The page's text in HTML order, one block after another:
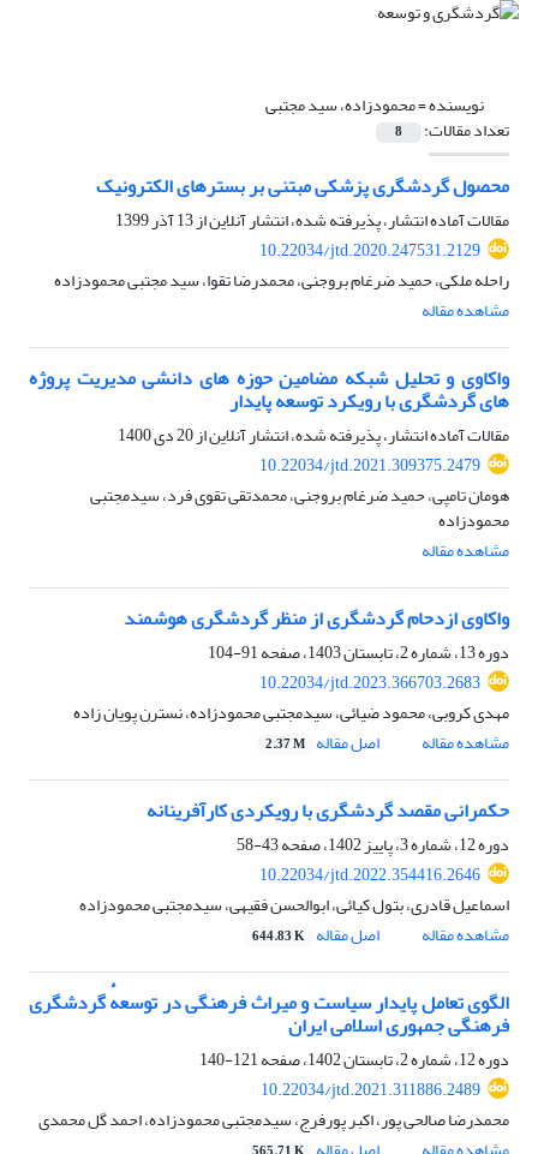
نویسنده =محمودزاده، سید مجتبی
تعداد مقالات: 8
محصول گردشگری پزشکی مبتنی بر بسترهای الکترونیک
مقالات آماده انتشار، پذیرفته شده، انتشار آنلاین از13 آذر 1399
10.22034/jtd.2020.247531.2129
راحله ملکی، حمید ضرغام بروجنی، محمدرضا تقوا، سید مجتبی محمودزاده
مشاهده مقاله
واکاوی و تحلیل شبکه مضامین حوزه ‏های دانشی مدیریت پروژه
‏های گردشگری با رویکرد توسعه پایدار
مقالات آماده انتشار، پذیرفته شده، انتشار آنلاین از20 دی 1400
10.22034/jtd.2021.309375.2479
هومان تامپی، حمید ضرغام بروجنی، محمدتقی تقوی فرد، سیدمجتبی
محمودزاده
مشاهده مقاله
واکاوی ازدحام گردشگری از منظر گردشگری هوشمند
دوره 13، شماره 2، تابستان 1403، صفحه
91-104
10.22034/jtd.2023.366703.2683
مهدی کروبی، محمود ضیائی، سیدمجتبی محمودزاده، نسترن پویان زاده
مشاهده مقاله
اصل مقاله 2.37 M
حکمرانی مقصد گردشگری با رویکردی کارآفرینانه
دوره 12، شماره 3، پاییز 1402، صفحه
43-58
10.22034/jtd.2022.354416.2646
اسماعیل قادری، بتول کیائی، ابوالحسن فقیهی، سیدمجتبی محمودزاده
مشاهده مقاله
اصل مقاله 644.83 K
الگوی تعامل پایدار سیاست و میراث فرهنگی در توسعهٔ گردشگری
فرهنگی جمهوری اسلامی ایران
دوره 12، شماره 2، تابستان 1402، صفحه
121-140
10.22034/jtd.2021.311886.2489
محمدرضا صالحی پور، اکبر پورفرج، سیدمجتبی محمودزاده، احمد گل محمدی